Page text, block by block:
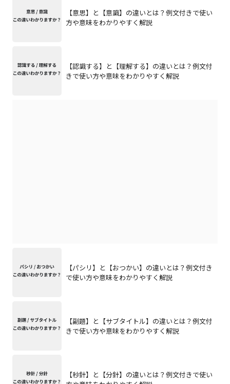
【意思】と【意識】の違いとは？例文付きで使い
方や意味をわかりやすく解説
【認識する】と【理解する】の違いとは？例文付
きで使い方や意味をわかりやすく解説
【パシリ】と【おつかい】の違いとは？例文付き
で使い方や意味をわかりやすく解説
【副題】と【サブタイトル】の違いとは？例文付
きで使い方や意味をわかりやすく解説
【秒針】と【分針】の違いとは？例文付きで使い